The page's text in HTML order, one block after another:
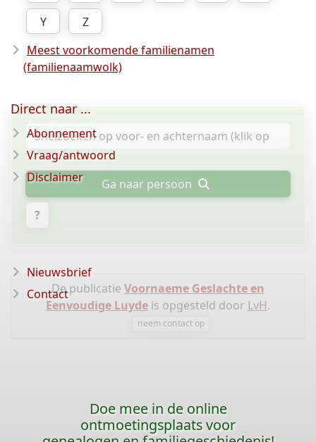
Y
Z
Meest voorkomende familienamen
(familienaamwolk)
Ga naar persoon
?
De publicatie Voornaeme Geslachte en
Eenvoudige Luyde is opgesteld door LvH.
neem contact op
Direct naar ...
Abonnement
Vraag/antwoord
Disclaimer
Nieuwsbrief
Contact
Doe mee in de online
ontmoetingsplaats voor